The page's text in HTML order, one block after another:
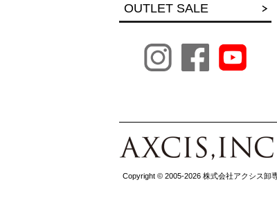
OUTLET SALE
Copyright © 2005-2026 株式会社アクシス卸